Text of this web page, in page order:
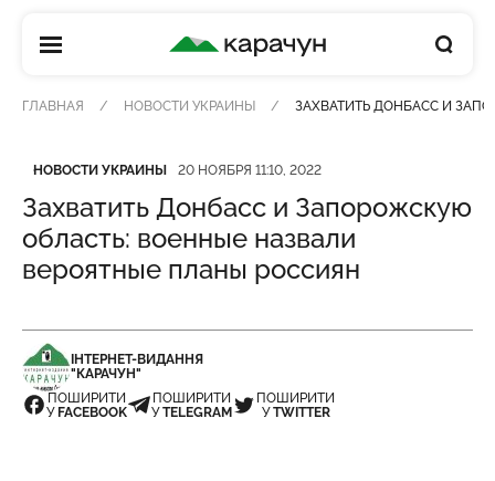
КАРАЧУН
ГЛАВНАЯ НОВОСТИ УКРАИНЫ ЗАХВАТИТЬ ДОНБАСС И
Категория
НОВОСТИ УКРАИНЫ
Дата публикации 20 НОЯБРЯ 11:10, 2022
Захватить Донбасс и Запорожскую
область: военные назвали
вероятные планы россиян
ІНТЕРНЕТ-ВИДАННЯ
"КАРАЧУН"
ПОШИРИТИ
У FACEBOOK
ПОШИРИТИ
УTELEGRAM
ПОШИРИТИ
УTWITTER